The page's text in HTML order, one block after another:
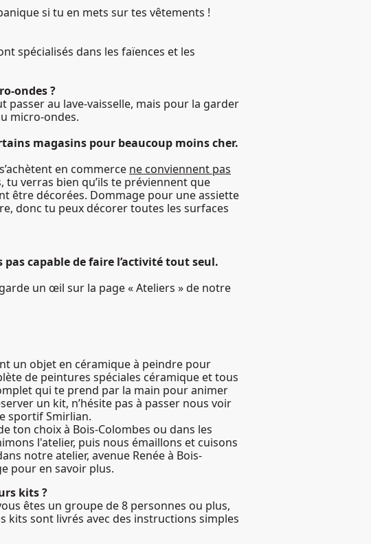
si tu en mets sur tes vêtements !
spécialisés dans les faïences et les
ondes ?
passer au lave-vaisselle, mais pour la garder
micro-ondes.
magasins pour beaucoup moins cher.
en commerce ne conviennent pas
tu verras bien qu’ils te préviennent que
être décorées. Dommage pour une assiette
donc tu peux décorer toutes les surfaces
pas capable de faire l’activité tout seul.
un œil sur la page « Ateliers » de notre
un objet en céramique à peindre pour
de peintures spéciales céramique et tous
qui te prend par la main pour animer
un kit, n’hésite pas à passer nous voir
sportif Smirlian.
ton choix à Bois-Colombes ou dans les
l'atelier, puis nous émaillons et cuisons
notre atelier, avenue Renée à Bois-
pour en savoir plus.
kits ?
êtes un groupe de 8 personnes ou plus,
kits sont livrés avec des instructions simples